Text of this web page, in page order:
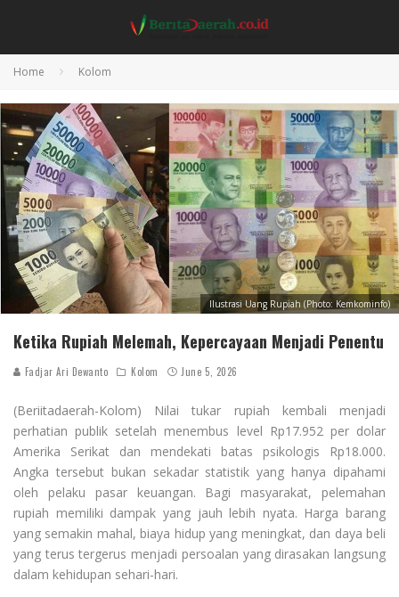
Home Kolom
Ilustrasi Uang Rupiah (Photo: Kemkominfo)
Ketika Rupiah Melemah, Kepercayaan Menjadi Penentu
Fadjar Ari Dewanto Kolom June 5, 2026
(Beriitadaerah-Kolom) Nilai tukar rupiah kembali menjadi
perhatian publik setelah menembus level Rp17.952 per dolar
Amerika Serikat dan mendekati batas psikologis Rp18.000.
Angka tersebut bukan sekadar statistik yang hanya dipahami
oleh pelaku pasar keuangan. Bagi masyarakat, pelemahan
rupiah memiliki dampak yang jauh lebih nyata. Harga barang
yang semakin mahal, biaya hidup yang meningkat, dan daya beli
yang terus tergerus menjadi persoalan yang dirasakan langsung
dalam kehidupan sehari-hari.